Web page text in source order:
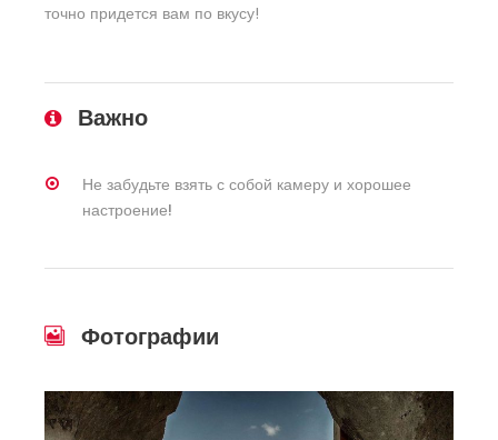
точно придется вам по вкусу!
Важно
Не забудьте взять с собой камеру и хорошее
настроение!
Фотографии